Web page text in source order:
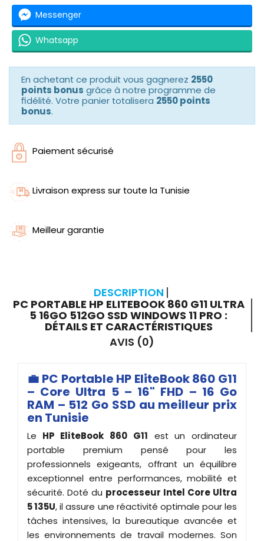
Messenger
Whatsapp
En achetant ce produit vous gagnerez 2550
points bonus grâce à notre programme de
fidélité. Votre panier totalisera 2550 points
bonus.
Paiement sécurisé
Livraison express sur toute la Tunisie
Meilleur garantie
DESCRIPTION
PC PORTABLE HP ELITEBOOK 860 G11 ULTRA
5 16GO 512GO SSD WINDOWS 11 PRO :
DÉTAILS ET CARACTÉRISTIQUES
AVIS (0)
💼 PC Portable HP EliteBook 860 G11
– Core Ultra 5 – 16" FHD – 16 Go
RAM – 512 Go SSD au meilleur prix
en Tunisie
Le HP EliteBook 860 G11 est un ordinateur
portable premium pensé pour les
professionnels exigeants, offrant un équilibre
exceptionnel entre performances, mobilité et
sécurité. Doté du processeur Intel Core Ultra
5 135U, il assure une réactivité optimale pour les
tâches intensives, la bureautique avancée et
les environnements de travail modernes. Son